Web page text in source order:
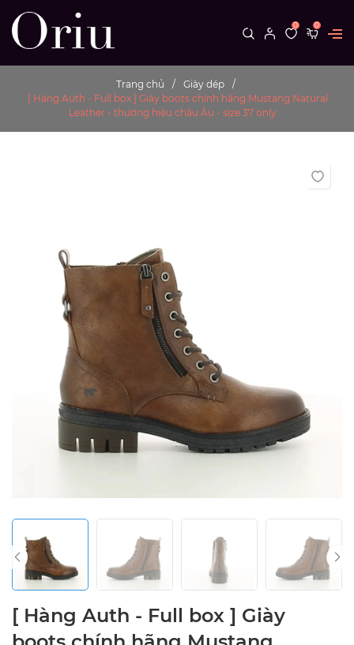
0 0
Trang chủ
Giày dép
[ Hàng Auth - Full box ] Giày boots chính hãng Mustang Natural
Leather - thương hiệu châu Âu - size 37 only
[ Hàng Auth - Full box ] Giày